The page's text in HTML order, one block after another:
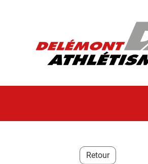
Retour